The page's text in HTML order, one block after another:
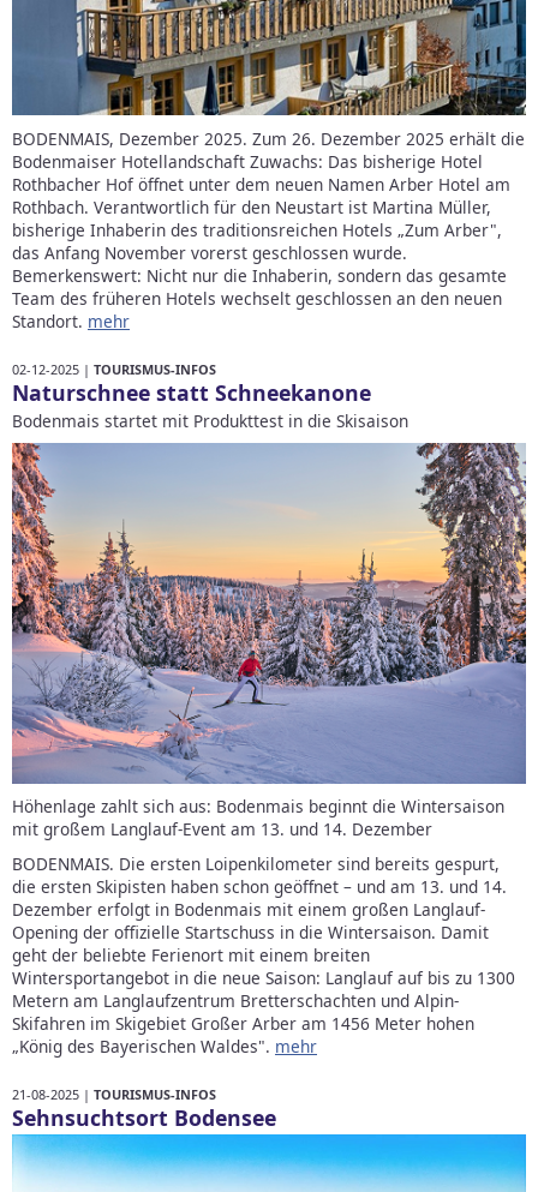
BODENMAIS, Dezember 2025. Zum 26. Dezember 2025 erhält die
Bodenmaiser Hotellandschaft Zuwachs: Das bisherige Hotel
Rothbacher Hof öffnet unter dem neuen Namen Arber Hotel am
Rothbach. Verantwortlich für den Neustart ist Martina Müller,
bisherige Inhaberin des traditionsreichen Hotels „Zum Arber",
das Anfang November vorerst geschlossen wurde.
Bemerkenswert: Nicht nur die Inhaberin, sondern das gesamte
Team des früheren Hotels wechselt geschlossen an den neuen
Standort. mehr
02-12-2025 | TOURISMUS-INFOS
Naturschnee statt Schneekanone
Bodenmais startet mit Produkttest in die Skisaison
Höhenlage zahlt sich aus: Bodenmais beginnt die Wintersaison
mit großem Langlauf-Event am 13. und 14. Dezember
BODENMAIS. Die ersten Loipenkilometer sind bereits gespurt,
die ersten Skipisten haben schon geöffnet – und am 13. und 14.
Dezember erfolgt in Bodenmais mit einem großen Langlauf-
Opening der offizielle Startschuss in die Wintersaison. Damit
geht der beliebte Ferienort mit einem breiten
Wintersportangebot in die neue Saison: Langlauf auf bis zu 1300
Metern am Langlaufzentrum Bretterschachten und Alpin-
Skifahren im Skigebiet Großer Arber am 1456 Meter hohen
„König des Bayerischen Waldes". mehr
21-08-2025 | TOURISMUS-INFOS
Sehnsuchtsort Bodensee